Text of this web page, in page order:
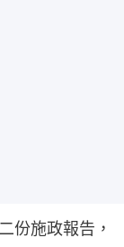
份施政報告，